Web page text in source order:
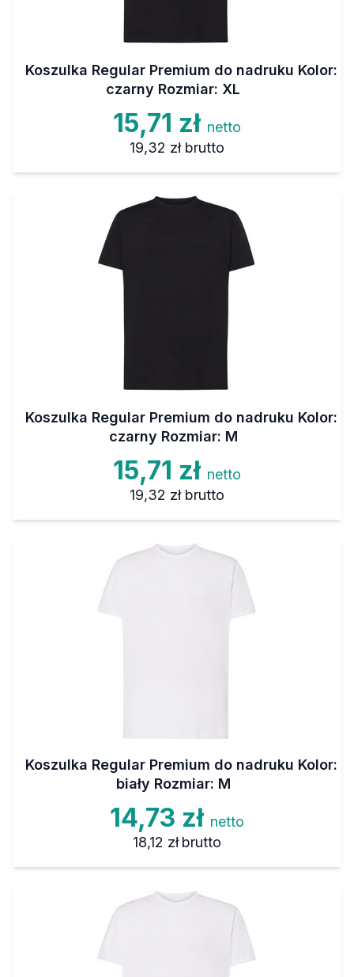
Koszulka Regular Premium do nadruku Kolor:
czarny Rozmiar: XL
15,71 zł netto
19,32 zł brutto
Koszulka Regular Premium do nadruku Kolor:
czarny Rozmiar: M
15,71 zł netto
19,32 zł brutto
Koszulka Regular Premium do nadruku Kolor:
biały Rozmiar: M
14,73 zł netto
18,12 zł brutto